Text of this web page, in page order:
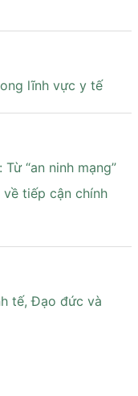
lĩnh vực y tế
“an ninh mạng”
về tiếp cận chính
tế, Đạo đức và